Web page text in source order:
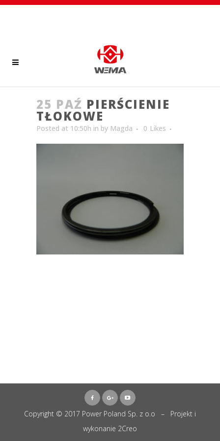
25 PAŹ PIERŚCIENIE
TŁOKOWE
Posted at 10:50h in by Magda 0 Likes
Copyright © 2017 Power Poland Sp. z o.o – Projekt i
wykonanie 2Creo